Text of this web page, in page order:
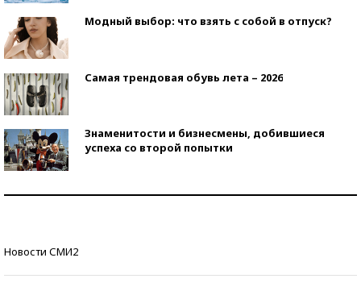
Модный выбор: что взять с собой в отпуск?
Самая трендовая обувь лета – 2026
Знаменитости и бизнесмены, добившиеся
успеха со второй попытки
Новости СМИ2